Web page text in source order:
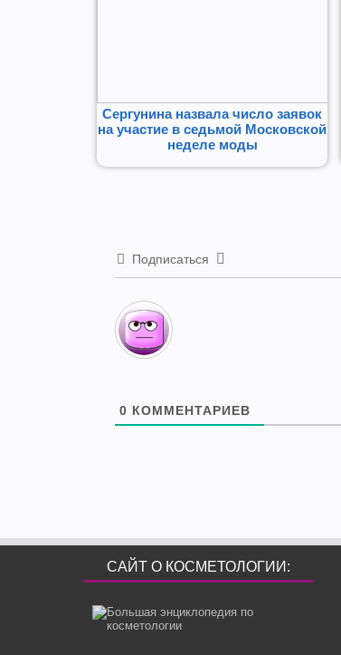
Сергунина назвала число заявок
на участие в седьмой Московской
неделе моды
Подписаться
0 КОММЕНТАРИЕВ
САЙТ О КОСМЕТОЛОГИИ: